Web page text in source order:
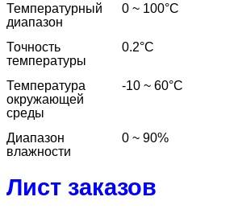
Температурный
диапазон
0 ~ 100°C
Точность
температуры
0.2°C
Температура
окружающей
среды
-10 ~ 60°C
Диапазон
влажности
0 ~ 90%
Лист заказов